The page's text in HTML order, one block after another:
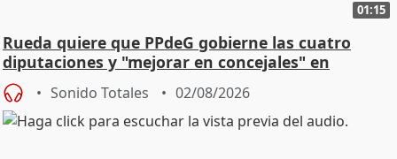
01:15
Rueda quiere que PPdeG gobierne las cuatro
diputaciones y "mejorar en concejales" en
ciudades
Sonido Totales 02/08/2026